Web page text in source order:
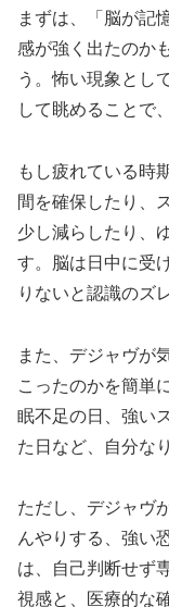
まずは、「脳が記
感が強く出たのか
う。怖い現象とし
して眺めることで
もし疲れている時
間を確保したり、
少し減らしたり、
す。脳は日中に受
りないと認識のズ
また、デジャヴが
こったのかを簡単
眠不足の日、強い
た日など、自分な
ただし、デジャヴ
んやりする、強い
は、自己判断せず
視感と、医療的な